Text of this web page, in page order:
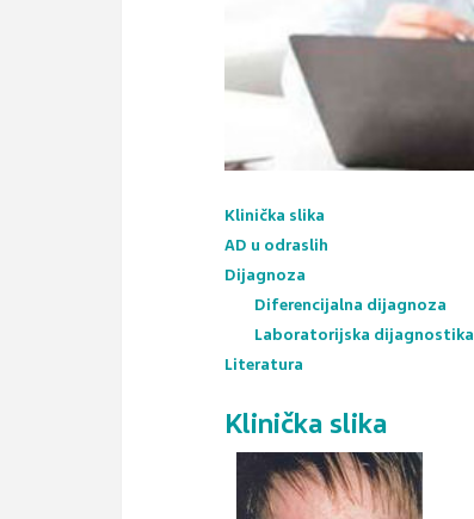
Klinička slika
AD u odraslih
Dijagnoza
Diferencijalna dijagnoza
Laboratorijska dijagnostika
Literatura
Klinička slika